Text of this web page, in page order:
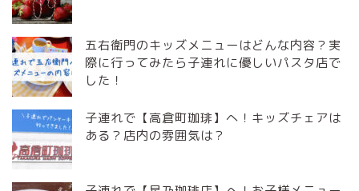
五右衛門のキッズメニューはどんな内容？実
際に行ってみたら子連れに優しいパスタ店で
した！
子連れで【高倉町珈琲】へ！キッズチェアは
ある？店内の雰囲気は？